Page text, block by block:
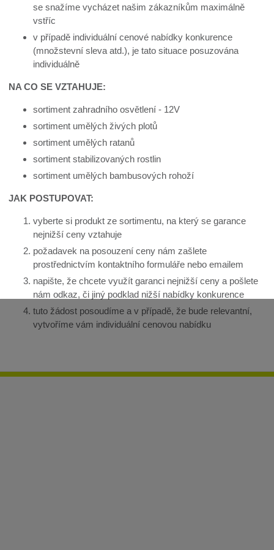
se snažíme vycházet našim zákazníkům maximálně
vstříc
v případě individuální cenové nabídky konkurence
(množstevní sleva atd.), je tato situace posuzována
individuálně
NA CO SE VZTAHUJE:
sortiment zahradního osvětlení - 12V
sortiment umělých živých plotů
sortiment umělých ratanů
sortiment stabilizovaných rostlin
sortiment umělých bambusových rohoží
JAK POSTUPOVAT:
vyberte si produkt ze sortimentu, na který se garance
nejnižší ceny vztahuje
požadavek na posouzení ceny nám zašlete
prostřednictvím kontaktního formuláře nebo emailem
napište, že chcete využít garanci nejnižší ceny a pošlete
nám odkaz, či jiný podklad nižší nabídky konkurence
tuto žádost posoudíme a v případě, že bude relevantní,
vytvoříme vám individuální cenovou nabídku